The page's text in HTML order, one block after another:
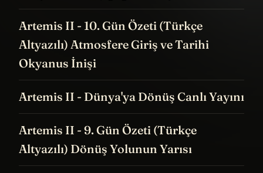
Artemis II - 10. Gün Özeti (Türkçe
Altyazılı) Atmosfere Giriş ve Tarihi
Okyanus İnişi
Artemis II - Dünya'ya Dönüş Canlı Yayını
Artemis II - 9. Gün Özeti (Türkçe
Altyazılı) Dönüş Yolunun Yarısı